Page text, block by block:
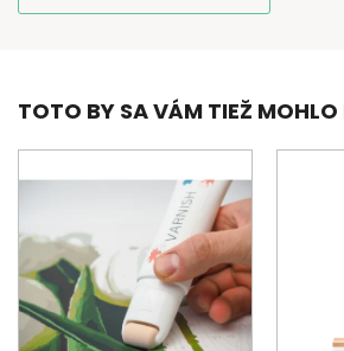
TOTO BY SA VÁM TIEŽ